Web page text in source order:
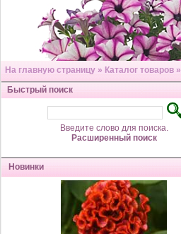
На главную страницу » Каталог товаров »
Быстрый поиск
Введите слово для поиска.
Расширенный поиск
Новинки